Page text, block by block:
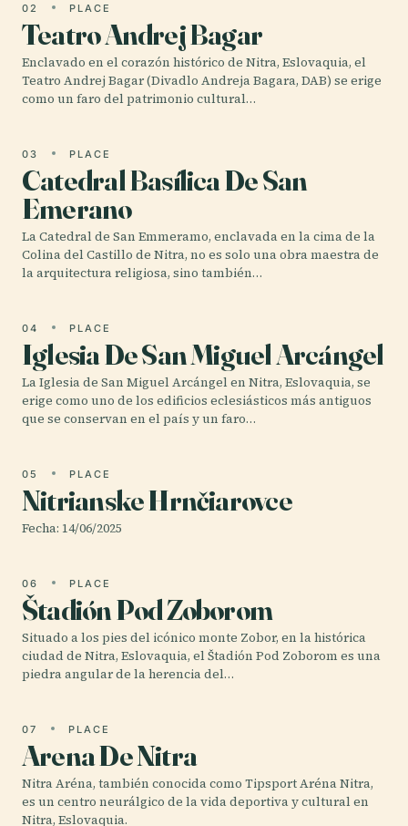
02 PLACE
Teatro Andrej Bagar
Enclavado en el corazón histórico de Nitra, Eslovaquia, el
Teatro Andrej Bagar (Divadlo Andreja Bagara, DAB) se erige
como un faro del patrimonio cultural…
03 PLACE
Catedral Basílica De San
Emerano
La Catedral de San Emmeramo, enclavada en la cima de la
Colina del Castillo de Nitra, no es solo una obra maestra de
la arquitectura religiosa, sino también…
04 PLACE
Iglesia De San Miguel Arcángel
La Iglesia de San Miguel Arcángel en Nitra, Eslovaquia, se
erige como uno de los edificios eclesiásticos más antiguos
que se conservan en el país y un faro…
05 PLACE
Nitrianske Hrnčiarovce
Fecha: 14/06/2025
06 PLACE
Štadión Pod Zoborom
Situado a los pies del icónico monte Zobor, en la histórica
ciudad de Nitra, Eslovaquia, el Štadión Pod Zoborom es una
piedra angular de la herencia del…
07 PLACE
Arena De Nitra
Nitra Aréna, también conocida como Tipsport Aréna Nitra,
es un centro neurálgico de la vida deportiva y cultural en
Nitra, Eslovaquia.